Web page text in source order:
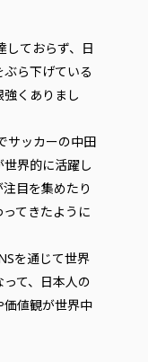
しておらず、日
ら下げている
くありまし
サッカーの中田
界的に活躍し
目を集めたり
てきたように
を通じて世界
て、日本人の
値観が世界中